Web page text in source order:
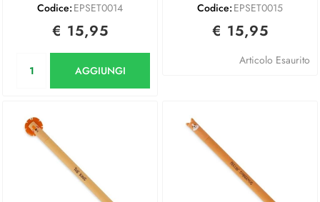
Codice: EPSET0014
€ 15,95
AGGIUNGI
Codice: EPSET0015
€ 15,95
Articolo Esaurito